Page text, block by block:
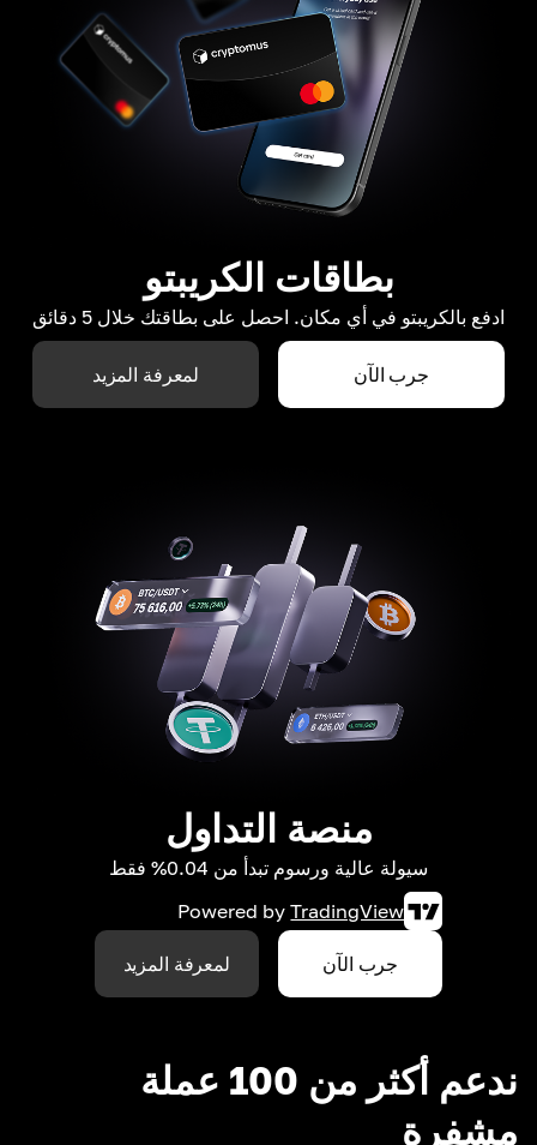
بطاقات الكريبتو
ادفع بالكريبتو في أي مكان. احصل على بطاقتك خلال 5 دقائق
جرب الآن لمعرفة المزيد
منصة التداول
سيولة عالية ورسوم تبدأ من 0.04% فقط
Powered by TradingView
جرب الآن لمعرفة المزيد
ندعم أكثر من 100 عملة
مشفرة